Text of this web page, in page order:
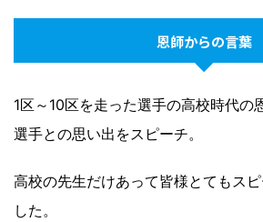
恩師からの言葉
1区～10区を走った選手の高校時代の
選手との思い出をスピーチ。
高校の先生だけあって皆様とてもス
した。